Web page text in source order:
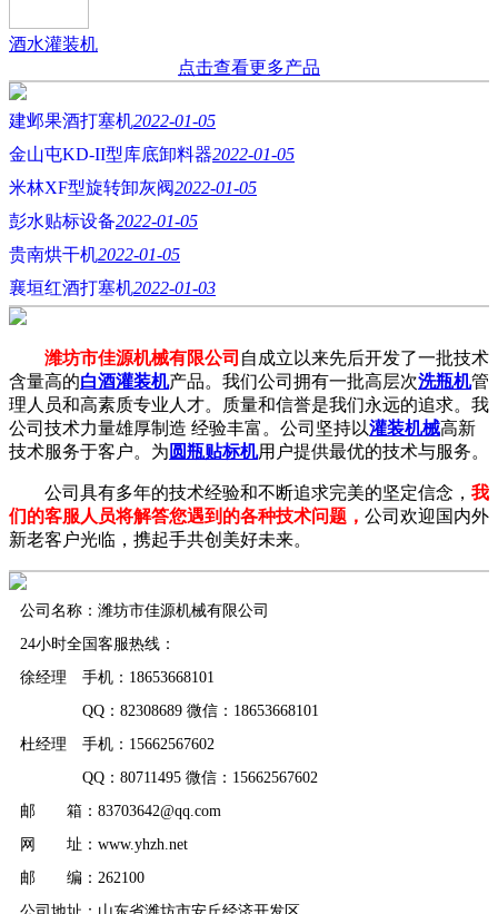
酒水灌装机
点击查看更多产品
建邺果酒打塞机2022-01-05
金山屯KD-II型库底卸料器2022-01-05
米林XF型旋转卸灰阀2022-01-05
彭水贴标设备2022-01-05
贵南烘干机2022-01-05
襄垣红酒打塞机2022-01-03
潍坊市佳源机械有限公司 自成立以来先后开发了一批技术
含量高的白酒灌装机产品。我们公司拥有一批高层次洗瓶机管
理人员和高素质专业人才。质量和信誉是我们永远的追求。我
公司技术力量雄厚制造 经验丰富。公司坚持以灌装机械高新
技术服务于客户。为 圆瓶贴标机用户提供最优的技术与服务。
公司具有多年的技术经验和不断追求完美的坚定信念， 我
们的客服人员将解答您遇到的各种技术问题， 公司欢迎国内外
新老客户光临，携起手共创美好未来。
公司名称：潍坊市佳源机械有限公司
24小时全国客服热线：
徐经理 手机：18653668101
QQ：82308689 微信：18653668101
杜经理 手机：15662567602
QQ：80711495 微信：15662567602
邮 箱：83703642@qq.com
网 址：www.yhzh.net
邮 编：262100